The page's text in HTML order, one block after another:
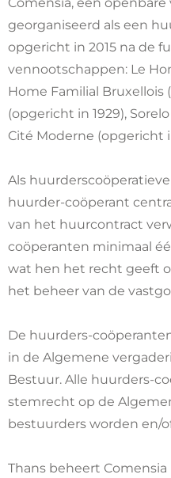
georganiseerd als een
opgericht in 2015 na de
vennootschappen: Le
Home Familial Bruxellois
(opgericht in 1929),
Cité Moderne (opgericht
Als
huurder-coöperant
van het huurcontract
coöperanten minimaal
wat hen het recht geeft
het beheer van de
De huurders-
in de Algemene
Bestuur. Alle huurders-
stemrecht op de
bestuurders worden en/
Thans beheert Comensia